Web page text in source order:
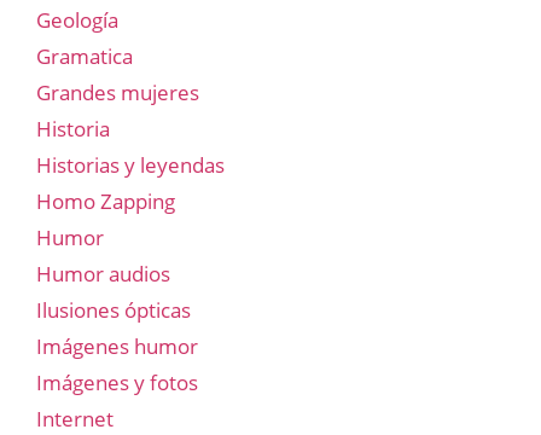
Geología
Gramatica
Grandes mujeres
Historia
Historias y leyendas
Homo Zapping
Humor
Humor audios
Ilusiones ópticas
Imágenes humor
Imágenes y fotos
Internet